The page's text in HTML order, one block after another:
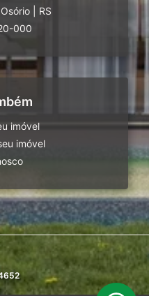
Osório
RS
000
imóvel
imóvel